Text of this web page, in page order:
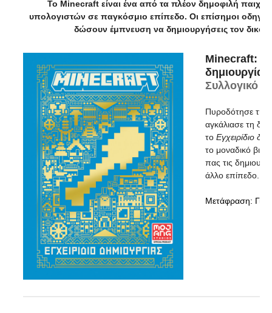
Το Minecraft είναι ένα από τα πλέον δημοφιλή
υπολογιστών σε παγκόσμιο επίπεδο. Οι επίσημοι
δώσουν έμπνευση να δημιουργήσεις τον δικό
Minecraft:
δημιουργίας
Συλλογικό
Πυροδότησε τη
αγκάλιασε τη
το Εγχειρίδιο
το μοναδικό
πας τις
άλλο επίπεδο.
Μετάφραση: